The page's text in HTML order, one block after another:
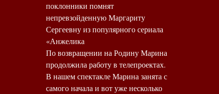
поклонники помнят
непревзойденную Маргариту
Сергеевну из популярного сериала
«Анжелика
По возвращении на Родину Марина
продолжила работу в телепроектах.
В нашем спектакле Марина занята с
самого начала и вот уже несколько